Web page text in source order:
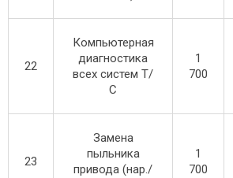
22
Компьютерная
диагностика
всех систем Т/
С
1
700
23
Замена
пыльника
привода (нар./
1
700